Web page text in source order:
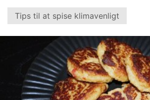
Tips til at spise klimavenligt